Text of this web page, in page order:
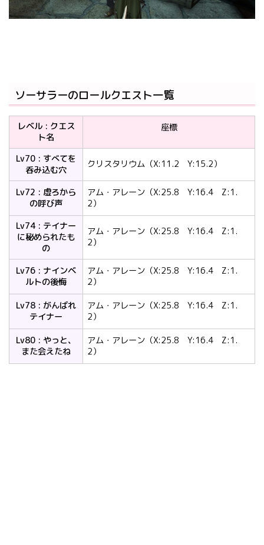
ソーサラーのロールクエスト一覧
レベル : クエス
ト名
座標
Lv70 : すべてを
呑み込む穴
クリスタリウム（X:11.2 Y:15.2）
Lv72 : 虚ろから
の呼び声
アム・アレーン（X:25.8 Y:16.4 Z:1.
2）
Lv74 : テイナー
に秘められたも
の
アム・アレーン（X:25.8 Y:16.4 Z:1.
2）
Lv76 : ナインベ
ルトの後悔
アム・アレーン（X:25.8 Y:16.4 Z:1.
2）
Lv78 : がんばれ
テイナー
アム・アレーン（X:25.8 Y:16.4 Z:1.
2）
Lv80 : やっと、
また会えたね
アム・アレーン（X:25.8 Y:16.4 Z:1.
2）